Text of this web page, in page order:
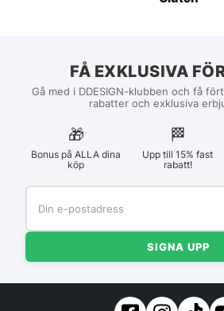
FÅ EXKLUSIVA
Gå med i DDESIGN-klubben och få
rabatter och exklusiva
🎁
Bonus på ALLA dina
köp
🏁︎
Upp till 15% fast
rabatt!
SIGNA UPP